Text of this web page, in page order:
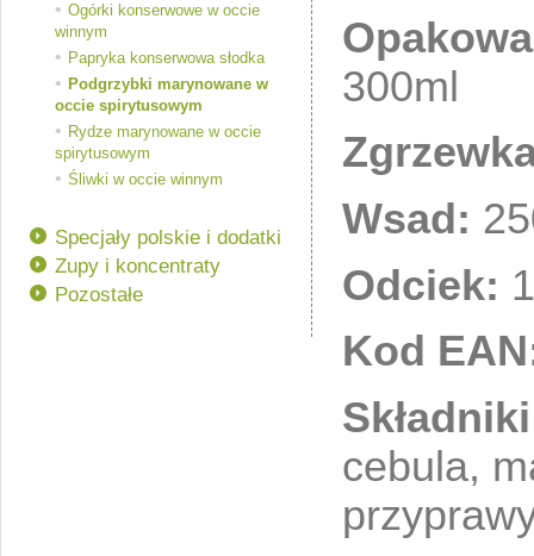
Ogórki konserwowe w occie
winnym
Papryka konserwowa słodka
Podgrzybki marynowane w
occie spirytusowym
Rydze marynowane w occie
spirytusowym
Śliwki w occie winnym
Specjały polskie i dodatki
Zupy i koncentraty
Pozostałe
300ml
Wsad:
Odciek:
Kod
cebula,